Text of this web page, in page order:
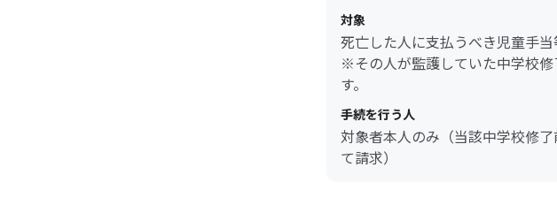
対象
死亡した人に支払うべき児童手
※その人が監護していた中学校
す。
手続を行う人
対象者本人のみ（当該中学校修
て請求）